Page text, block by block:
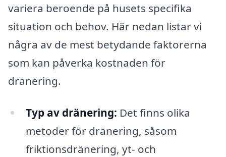
variera beroende på husets specifika
situation och behov. Här nedan listar vi
några av de mest betydande faktorerna
som kan påverka kostnaden för
dränering.
Typ av dränering: Det finns olika
metoder för dränering, såsom
friktionsdränering, yt- och